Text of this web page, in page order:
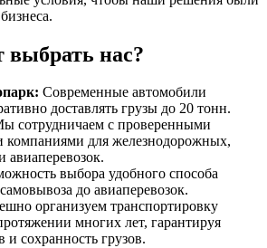
выбрать нас?
Современные автомобили
доставлять грузы до 20 тонн.
сотрудничаем с проверенными
компаниями для железнодорожных,
авиаперевозок.
выбора удобного способа
до авиаперевозок.
организуем транспортировку
многих лет, гарантируя
и сохранность грузов.